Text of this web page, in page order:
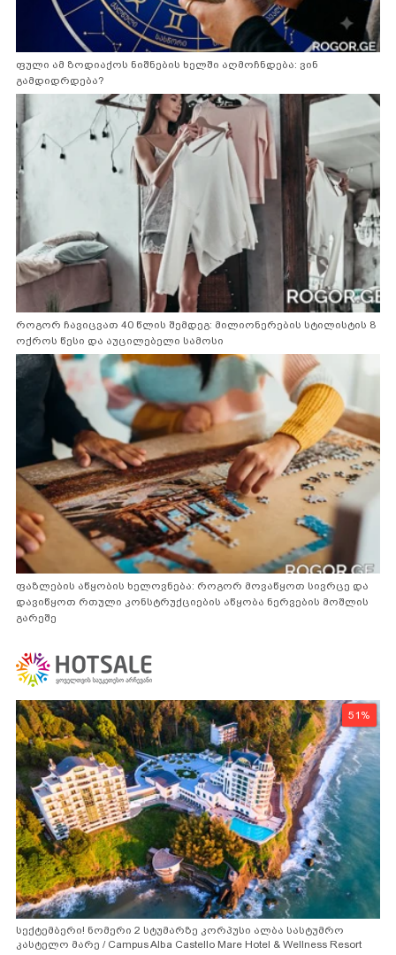
ფული ამ ზოდიაქოს ნიშნების ხელში აღმოჩნდება: ვინ
გამდიდრდება?
როგორ ჩავიცვათ 40 წლის შემდეგ: მილიონერების სტილისტის 8
ოქროს წესი და აუცილებელი სამოსი
ფაზლების აწყობის ხელოვნება: როგორ მოვაწყოთ სივრცე და
დავიწყოთ რთული კონსტრუქციების აწყობა ნერვების მოშლის
გარეშე
51%
სექტემბერი! ნომერი 2 სტუმარზე კორპუსი ალბა სასტუმრო
კასტელო მარე / Campus Alba Castello Mare Hotel & Wellness Resort